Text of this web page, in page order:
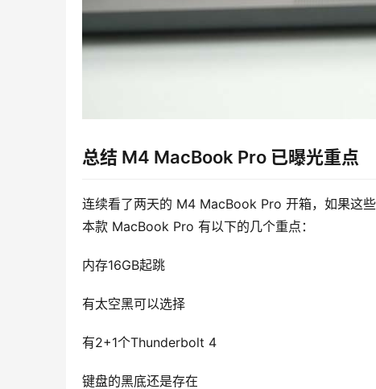
总结 M4 MacBook Pro 已曝光重点
连续看了两天的 M4 MacBook Pro 开箱，如果这
本款 MacBook Pro 有以下的几个重点：
内存16GB起跳
有太空黑可以选择
有2+1个Thunderbolt 4
键盘的黑底还是存在